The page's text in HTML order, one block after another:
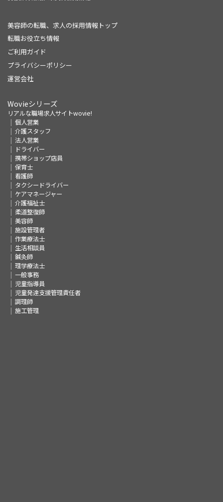
美容師の転職、求人の採用情報トップ
転職お役立ち情報
ご利用ガイド
プライバシーポリシー
運営会社
Wovieシリーズ
リアルな職場求人サイトwovie!
個人営業
介護スタッフ
法人営業
ドライバー
携帯ショップ店員
保育士
看護師
タクシードライバー
ケアマネージャー
介護福祉士
柔道整復師
美容師
施設管理者
作業療法士
生活相談員
鍼灸師
理学療法士
一般事務
児童指導員
児童発達支援管理責任者
調理師
施工管理